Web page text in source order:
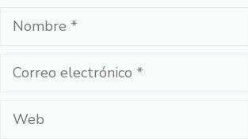
Nombre
Correo
Web